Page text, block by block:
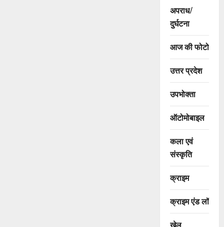
अपराध/
दुर्घटना
आज की फोटो
उत्तर प्रदेश
उपभोक्ता
ऑटोमोबाइल
कला एवं
संस्कृति
क्राइम
क्राइम एंड लॉ